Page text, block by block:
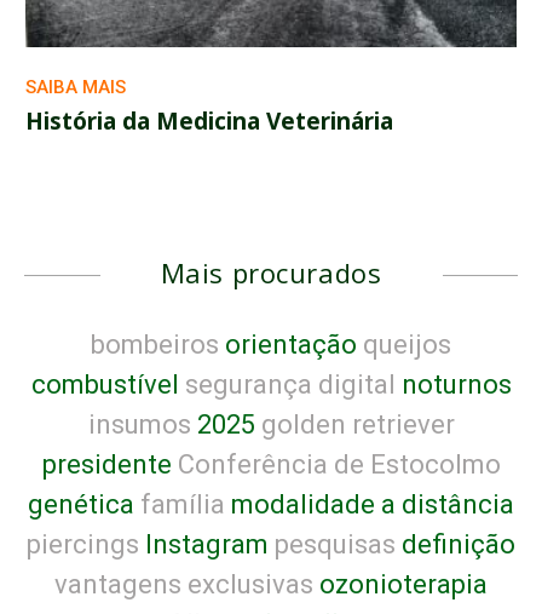
SAIBA MAIS
História da Medicina Veterinária
Mais procurados
bombeiros orientação queijos
combustível segurança digital noturnos
insumos 2025 golden retriever
presidente Conferência de Estocolmo
genética família modalidade a distância
piercings Instagram pesquisas definição
vantagens exclusivas ozonioterapia